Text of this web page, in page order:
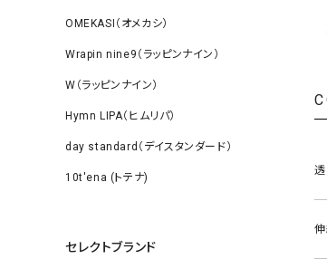
OMEKASI（オメカシ）
Wrapin nine9（ラッピンナイン）
W（ラッピンナイン）
Hymn LIPA（ヒムリパ）
day standard（デイスタンダード）
10t'ena (トテナ)
セレクトブランド